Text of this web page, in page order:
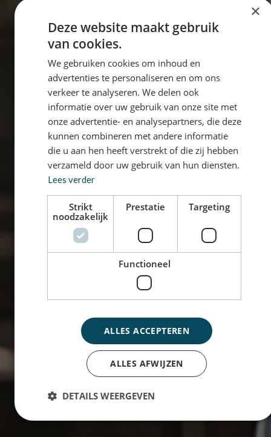
×
Deze website maakt gebruik
van cookies.
We gebruiken cookies om inhoud en
advertenties te personaliseren en om ons
verkeer te analyseren. We delen ook
informatie over uw gebruik van onze site met
onze advertentie- en analysepartners, die deze
kunnen combineren met andere informatie
die u aan hen heeft verstrekt of die zij hebben
verzameld door uw gebruik van hun diensten.
Lees verder
Strikt
noodzakelijk
Prestatie Targeting
Functioneel
ALLES ACCEPTEREN
ALLES AFWIJZEN
DETAILS WEERGEVEN